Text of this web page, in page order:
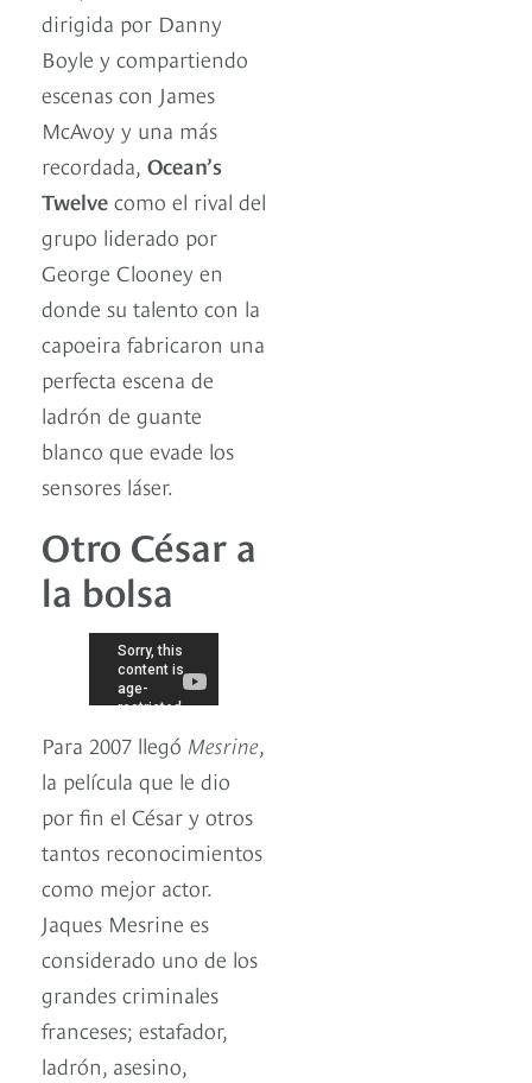
dirigida por Danny
Boyle y compartiendo
escenas con James
McAvoy y una más
recordada, Ocean’s
Twelve como el rival del
grupo liderado por
George Clooney en
donde su talento con la
capoeira fabricaron una
perfecta escena de
ladrón de guante
blanco que evade los
sensores láser.
Otro César a
la bolsa
Para 2007 llegó Mesrine,
la película que le dio
por fin el César y otros
tantos reconocimientos
como mejor actor.
Jaques Mesrine es
considerado uno de los
grandes criminales
franceses; estafador,
ladrón, asesino,